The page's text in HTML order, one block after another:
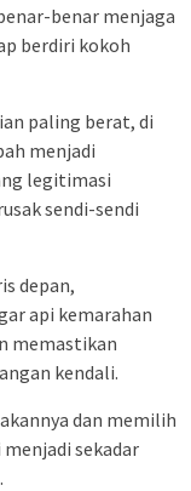
benar menjaga
berdiri kokoh
paling berat, di
menjadi
legitimasi
sendi-sendi
depan,
api kemarahan
memastikan
kendali.
dan memilih
sekadar